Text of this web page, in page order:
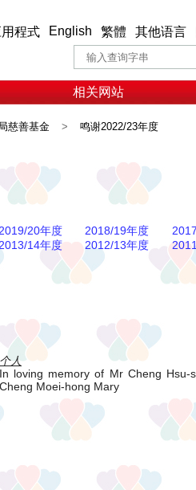
程式 English 繁體 其他语言
相关网站
慈善基金 > 鸣谢2022/23年度